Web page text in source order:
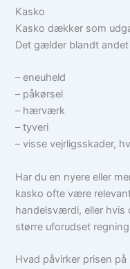
Kasko
Kasko dækker som
Det gælder blandt andet
– eneuheld
– påkørsel
– hærværk
– tyveri
– visse vejrligsskader,
Har du en nyere eller
kasko ofte være
handelsværdi, eller hvis
større uforudset
Hvad påvirker prisen